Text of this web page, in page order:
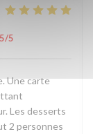
5/5
Une carte
Les desserts
2 personnes